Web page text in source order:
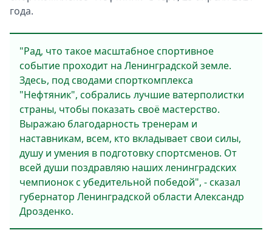
года.
"Рад, что такое масштабное спортивное
событие проходит на Ленинградской земле.
Здесь, под сводами спорткомплекса
"Нефтяник", собрались лучшие ватерполистки
страны, чтобы показать своё мастерство.
Выражаю благодарность тренерам и
наставникам, всем, кто вкладывает свои силы,
душу и умения в подготовку спортсменов. От
всей души поздравляю наших ленинградских
чемпионок с убедительной победой", - сказал
губернатор Ленинградской области Александр
Дрозденко.